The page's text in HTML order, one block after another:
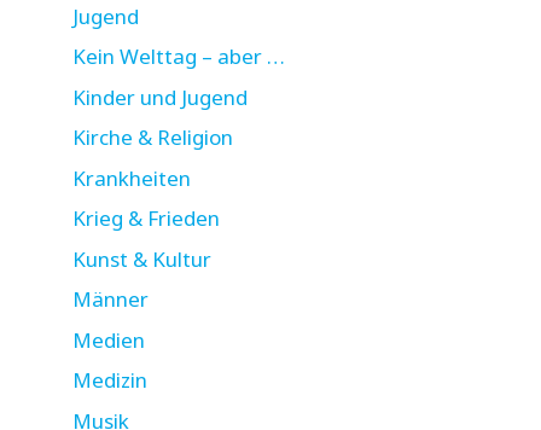
Jugend
Kein Welttag – aber …
Kinder und Jugend
Kirche & Religion
Krankheiten
Krieg & Frieden
Kunst & Kultur
Männer
Medien
Medizin
Musik